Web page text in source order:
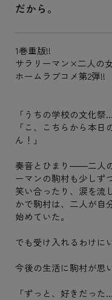
だから。
1巻重版!!
サラリーマン×二人の
ホームラブコメ第2弾!!
「うちの学校の文化
「こ、こちらから本
ん！」
奏音とひまり――二人
ーマンの駒村も少しず
笑い合ったり、涙を流
かで駒村は、二人が自
始めていた。
でも受け入れるわけに
今後の生活に駒村が思
「ずっと、好きだっ